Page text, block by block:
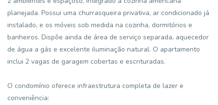
planejada. Possui uma churrasqueira privativa, ar condicionado já
instalado, e os móveis sob medida na cozinha, dormitórios e
banheiros. Dispõe ainda de área de serviço separada, aquecedor
de água a gás e excelente iluminação natural. O apartamento
inclui 2 vagas de garagem cobertas e escrituradas.
O condomínio oferece infraestrutura completa de lazer e
conveniência: